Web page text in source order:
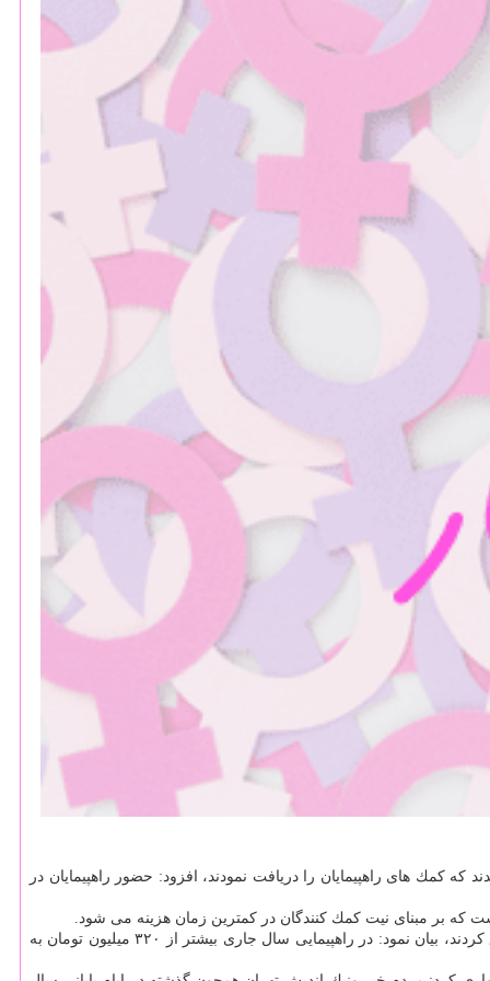
تهرانی ها مستقر شدند كه كمك های راهپیمایان را دریافت نمودند، افزود: حضور راهپیمایان در
كه بر مبنای نیت كمك كنندگان در كمترین زمان هزینه می شود.
مدیركل كمیته امداد استان تهران ضمن تقدیر و تشكر از مردم خیر و همیشه در صحنه تهران كه در راهپیمایی ۲۲ بهمن ماه ۹۸ هم حماسه ای دیگر خلق كردند، بیان نمود: در راهپیمایی سال جاری بیشتر از ۳۲۰ میلیون تومان به